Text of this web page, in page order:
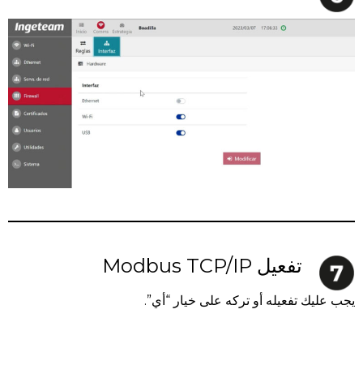
تفعيل Modbus TCP/IP
يجب عليك تفعيله أو تركه على خيار “أي”.